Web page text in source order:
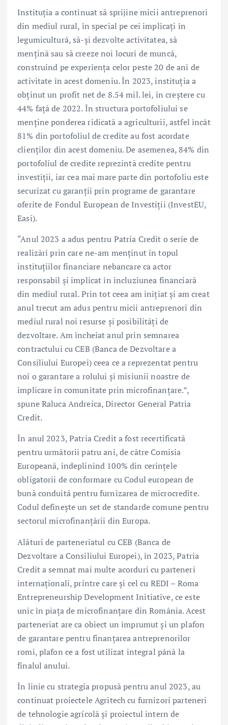
Instituția a continuat să sprijine micii antreprenori
din mediul rural, în special pe cei implicați în
legumicultură, să-și dezvolte activitatea, să
mențină sau să creeze noi locuri de muncă,
construind pe experiența celor peste 20 de ani de
activitate în acest domeniu. În 2023, instituția a
obținut un profit net de 8.54 mil. lei, în creștere cu
44% față de 2022. În structura portofoliului se
menține ponderea ridicată a agriculturii, astfel încât
81% din portofoliul de credite au fost acordate
clienților din acest domeniu. De asemenea, 84% din
portofoliul de credite reprezintă credite pentru
investiții, iar cea mai mare parte din portofoliu este
securizat cu garanții prin programe de garantare
oferite de Fondul European de Investiții (InvestEU,
Easi).
“Anul 2023 a adus pentru Patria Credit o serie de
realizări prin care ne-am menținut în topul
instituțiilor financiare nebancare ca actor
responsabil și implicat în incluziunea financiară
din mediul rural. Prin tot ceea am inițiat și am creat
anul trecut am adus pentru micii antreprenori din
mediul rural noi resurse și posibilități de
dezvoltare. Am încheiat anul prin semnarea
contractului cu CEB (Banca de Dezvoltare a
Consiliului Europei) ceea ce a reprezentat pentru
noi o garantare a rolului și misiunii noastre de
implicare în comunitate prin microfinanțare.”,
spune Raluca Andreica, Director General Patria
Credit.
În anul 2023, Patria Credit a fost recertificată
pentru următorii patru ani, de către Comisia
Europeană, îndeplinind 100% din cerințele
obligatorii de conformare cu Codul european de
bună conduită pentru furnizarea de microcredite.
Codul definește un set de standarde comune pentru
sectorul microfinanțării din Europa.
Alături de parteneriatul cu CEB (Banca de
Dezvoltare a Consiliului Europei), în 2023, Patria
Credit a semnat mai multe acorduri cu parteneri
internaționali, printre care și cel cu REDI – Roma
Entrepreneurship Development Initiative, ce este
unic în piața de microfinanțare din România. Acest
parteneriat are ca obiect un împrumut și un plafon
de garantare pentru finanțarea antreprenorilor
romi, plafon ce a fost utilizat integral până la
finalul anului.
În linie cu strategia propusă pentru anul 2023, au
continuat proiectele Agritech cu furnizori parteneri
de tehnologie agrícolă și proiectul intern de